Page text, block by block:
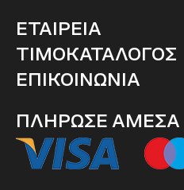
ΕΤΑΙΡΕΙΑ
ΤΙΜΟΚΑΤΑΛΟΓΟΣ
ΕΠΙΚΟΙΝΩΝΙΑ
ΠΛΗΡΩΣΕ ΑΜΕΣΑ